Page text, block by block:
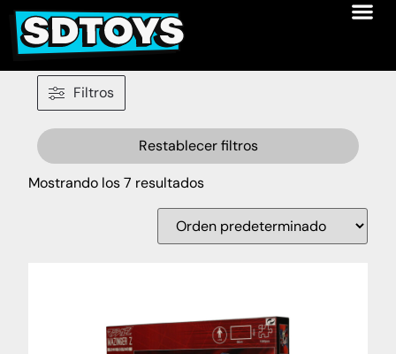
Filtros
Restablecer filtros
Mostrando los 7 resultados